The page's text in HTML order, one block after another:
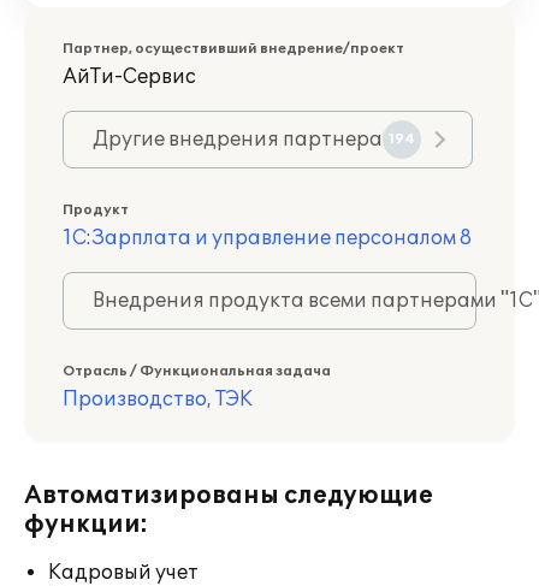
Партнер, осуществивший внедрение/проект
АйТи-Сервис
Другие внедрения партнера 194
Продукт
1С:Зарплата и управление персоналом 8
Внедрения продукта всеми партнерами
Отрасль / Функциональная задача
Производство, ТЭК
Автоматизированы следующие
функции:
Кадровый учет